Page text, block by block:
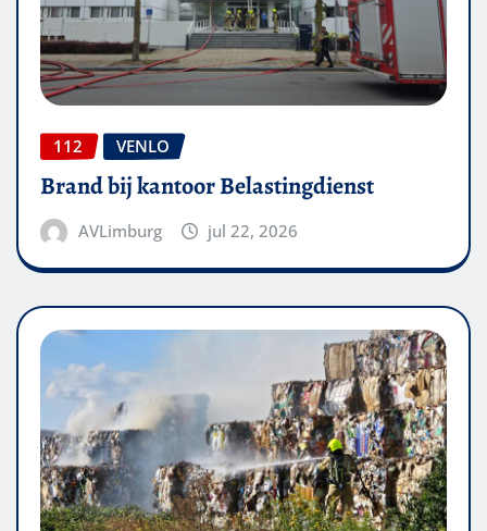
112 VENLO
Brand bij kantoor Belastingdienst
AVLimburg jul 22, 2026